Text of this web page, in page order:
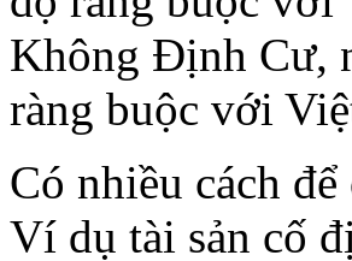
Không Định Cư,
ràng buộc với
Có nhiều cách
Ví dụ tài sản cố